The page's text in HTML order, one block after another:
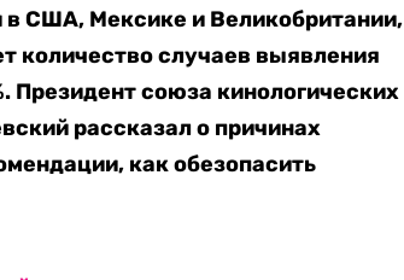
США, Мексике и Великобритании,
количество случаев выявления
Президент союза кинологических
рассказал о причинах
как обезопасить